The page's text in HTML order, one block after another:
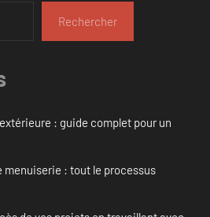
Rechercher
: guide complet pour un
menuiserie : tout le processus